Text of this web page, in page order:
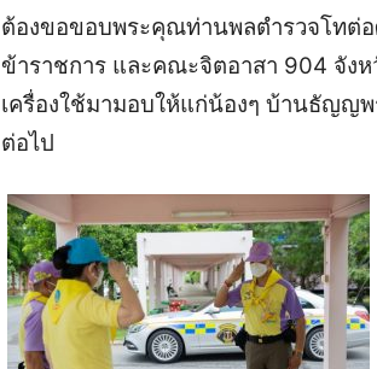
ต้องขอขอบพระคุณท่านพลตํารวจโทต่
ข้าราชการ และคณะจิตอาสา 904 จัง
เครื่องใช้มามอบให้แก่น้องๆ บ้านธัญญพ
ต่อไป